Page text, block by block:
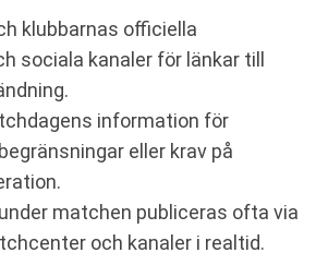
klubbarnas officiella
sociala kanaler för länkar till
information för
eller krav på
matchen publiceras ofta via
och kanaler i realtid.